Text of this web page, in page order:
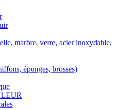
marbre, verre, acier inoxydable,
éponges, brosses)